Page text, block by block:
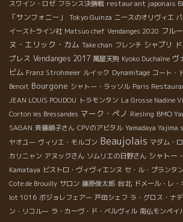
スワイン・ロゼ フランス決勝戦 restaurant japonais
「サンフォニー」
Tokyo Guinza ニースのオリヴィエ
イーストライン社 Matsuo chef Vendanges 2020 フル
ヌ・エリック・カム Take chan フレンチ シャブリ
プレス Vendanges 2017 萬屋天狗 Kyoko Duchaîne ヴ
ビム Franz Strohmeier ルイック Dynamitage コート・
Benoit Bourgone シャトー・ラッソル Paris
JEAN LOUIS POUDOU トラモンタン La Grosse Nadine
Corton les Bressandes マーク・ペノ Riesling BMO
SAGAN 斉藤順子さん CPVのアビタル Yamadaya Yajima
ヤオユー ヴィリエ・モルゴン Beaujolais マダム・
カリニャン アヌックさん ソムリエの日野さん シャトー
Kamataya ビストロ・ヴィヴィエンヌ セ・ル・プランタ
Cote de Brouilly サロン 藤原俊太郎 台北 ドメール・レ
lot 1016 ボジョレフェアー 戸田シェフ ラ・グロス・ナ
ン・リコルー ラ・カーヴ・ド・ベルヴィル 南仏モンペイ